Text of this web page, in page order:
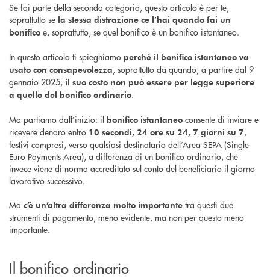
Se fai parte della seconda categoria, questo articolo è per te,
soprattutto se la stessa distrazione ce l’hai quando fai un
bonifico e, soprattutto, se quel bonifico è un bonifico istantaneo.
In questo articolo ti spieghiamo perché il bonifico istantaneo va
usato con consapevolezza, soprattutto da quando, a partire dal 9
gennaio 2025, il suo costo non può essere per legge superiore
a quello del bonifico ordinario.
Ma partiamo dall’inizio: il bonifico istantaneo consente di inviare e
ricevere denaro entro 10 secondi, 24 ore su 24, 7 giorni su 7,
festivi compresi, verso qualsiasi destinatario dell’Area SEPA (Single
Euro Payments Area), a differenza di un bonifico ordinario, che
invece viene di norma accreditato sul conto del beneficiario il giorno
lavorativo successivo.
Ma c’è un’altra differenza molto importante tra questi due
strumenti di pagamento, meno evidente, ma non per questo meno
importante.
Il bonifico ordinario